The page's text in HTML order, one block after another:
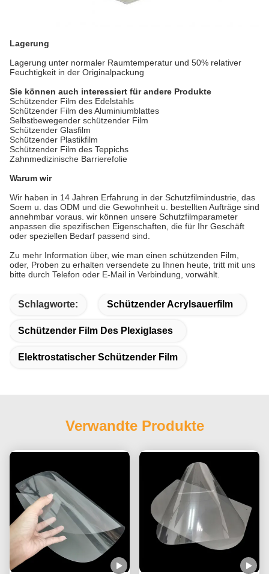
Lagerung
Lagerung unter normaler Raumtemperatur und 50% relativer
Feuchtigkeit in der Originalpackung
Sie können auch interessiert für andere Produkte
Schützender Film des Edelstahls
Schützender Film des Aluminiumblattes
Selbstbewegender schützender Film
Schützender Glasfilm
Schützender Plastikfilm
Schützender Film des Teppichs
Zahnmedizinische Barrierefolie
Warum wir
Wir haben in 14 Jahren Erfahrung in der Schutzfilmindustrie, das
Soem u. das ODM und die Gewohnheit u. bestellten Aufträge sind
annehmbar voraus. wir können unsere Schutzfilmparameter
anpassen die spezifischen Eigenschaften, die für Ihr Geschäft
oder speziellen Bedarf passend sind.
Zu mehr Information über, wie man einen schützenden Film,
oder, Proben zu erhalten versendete zu Ihnen heute, tritt mit uns
bitte durch Telefon oder E-Mail in Verbindung, vorwählt.
Schlagworte: Schützender Acrylsauerfilm
Schützender Film Des Plexiglases
Elektrostatischer Schützender Film
Verwandte Produkte